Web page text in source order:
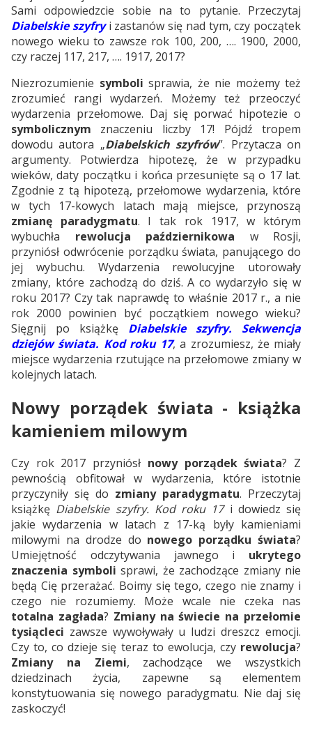
Sami odpowiedzcie sobie na to pytanie. Przeczytaj
Diabelskie szyfryi zastanów się nad tym, czy początek
nowego wieku to zawsze rok 100, 200, …. 1900, 2000,
czy raczej 117, 217, …. 1917, 2017?
Niezrozumienie symboli sprawia, że nie możemy też
zrozumieć rangi wydarzeń. Możemy też przeoczyć
wydarzenia przełomowe. Daj się porwać hipotezie o
symbolicznym znaczeniu liczby 17! Pójdź tropem
dowodu autora „Diabelskich szyfrów”. Przytacza on
argumenty. Potwierdza hipotezę, że w przypadku
wieków, daty początku i końca przesunięte są o 17 lat.
Zgodnie z tą hipotezą, przełomowe wydarzenia, które
w tych 17-kowych latach mają miejsce, przynoszą
zmianę paradygmatu. I tak rok 1917, w którym
wybuchła rewolucja październikowa w Rosji,
przyniósł odwrócenie porządku świata, panującego do
jej wybuchu. Wydarzenia rewolucyjne utorowały
zmiany, które zachodzą do dziś. A co wydarzyło się w
roku 2017? Czy tak naprawdę to właśnie 2017 r., a nie
rok 2000 powinien być początkiem nowego wieku?
Sięgnij po książkę Diabelskie szyfry. Sekwencja
dziejów świata. Kod roku 17, a zrozumiesz, że miały
miejsce wydarzenia rzutujące na przełomowe zmiany w
kolejnych latach.
Nowy porządek świata - książka
kamieniem milowym
Czy rok 2017 przyniósł nowy porządek świata? Z
pewnością obfitował w wydarzenia, które istotnie
przyczyniły się do zmiany paradygmatu. Przeczytaj
książkę Diabelskie szyfry. Kod roku 17i dowiedz się
jakie wydarzenia w latach z 17-ką były kamieniami
milowymi na drodze do nowego porządku świata?
Umiejętność odczytywania jawnego i ukrytego
znaczenia symboli sprawi, że zachodzące zmiany nie
będą Cię przerażać. Boimy się tego, czego nie znamy i
czego nie rozumiemy. Może wcale nie czeka nas
totalna zagłada? Zmiany na świecie na przełomie
tysiącleci zawsze wywoływały u ludzi dreszcz emocji.
Czy to, co dzieje się teraz to ewolucja, czy rewolucja?
Zmiany na Ziemi, zachodzące we wszystkich
dziedzinach życia, zapewne są elementem
konstytuowania się nowego paradygmatu. Nie daj się
zaskoczyć!